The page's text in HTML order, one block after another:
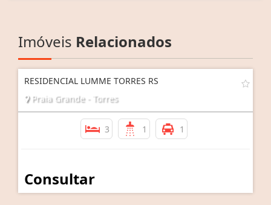
Imóveis Relacionados
RESIDENCIAL LUMME TORRES RS
Praia Grande - Torres
3 1 1
Consultar